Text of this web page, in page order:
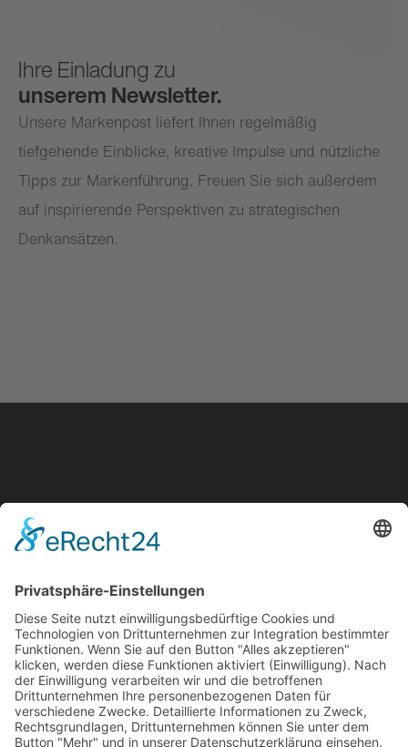
Ihre Einladung zu
unserem Newsletter.
Unsere Markenpost liefert Ihnen regelmäßig
tiefgehende Einblicke, kreative Impulse und nützliche
Tipps zur Markenführung. Freuen Sie sich außerdem
auf inspirierende Perspektiven zu strategischen
Denkansätzen.
BERGWERK Strategie und Marke GmbH
Kupferberg ― Berlin
Dörnhofer Straße 3
95362 Kupferberg
Anklamer Straße 37
10115 Berlin
+49 (0) 9227 / 940 10 - 0